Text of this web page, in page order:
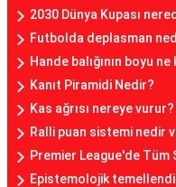
2030 Dünya Kupası
Futbolda deplasman
Hande balığının boyu
Kanıt Piramidi Nedir?
Kas ağrısı nereye vurur?
Ralli puan sistemi nedir
Premier League'de
Epistemolojik